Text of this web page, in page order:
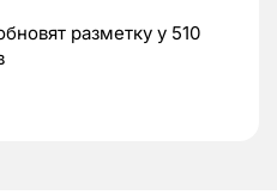
разметку у 510